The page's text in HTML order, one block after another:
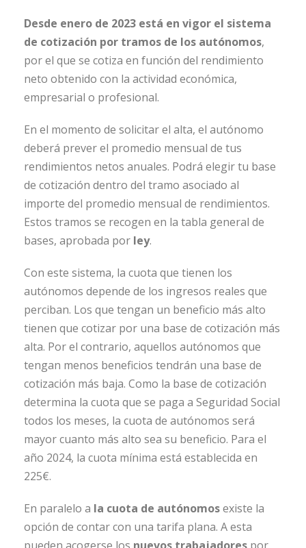
Desde enero de 2023 está en vigor el sistema
de cotización por tramos de los autónomos,
por el que se cotiza en función del rendimiento
neto obtenido con la actividad económica,
empresarial o profesional.
En el momento de solicitar el alta, el autónomo
deberá prever el promedio mensual de tus
rendimientos netos anuales. Podrá elegir tu base
de cotización dentro del tramo asociado al
importe del promedio mensual de rendimientos.
Estos tramos se recogen en la tabla general de
bases, aprobada por ley.
Con este sistema, la cuota que tienen los
autónomos depende de los ingresos reales que
perciban. Los que tengan un beneficio más alto
tienen que cotizar por una base de cotización más
alta. Por el contrario, aquellos autónomos que
tengan menos beneficios tendrán una base de
cotización más baja. Como la base de cotización
determina la cuota que se paga a Seguridad Social
todos los meses, la cuota de autónomos será
mayor cuanto más alto sea su beneficio. Para el
año 2024, la cuota mínima está establecida en
225€.
En paralelo a la cuota de autónomosexiste la
opción de contar con una tarifa plana. A esta